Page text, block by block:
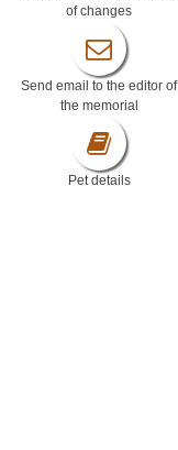
of changes
Send email to the editor of
the memorial
Pet details